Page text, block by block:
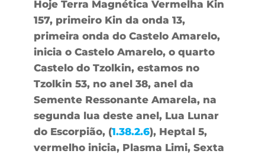
Hoje Terra Magnética Vermelha Kin
157, primeiro Kin da onda 13,
primeira onda do Castelo Amarelo,
inicia o Castelo Amarelo, o quarto
Castelo do Tzolkin, estamos no
Tzolkin 53, no anel 38, anel da
Semente Ressonante Amarela, na
segunda lua deste anel, Lua Lunar
do Escorpião, (1.38.2.6), Heptal 5,
vermelho inicia, Plasma Limi, Sexta